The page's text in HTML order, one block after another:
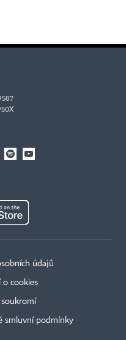
údajů
o cookies
soukromí
smluvní podmínky